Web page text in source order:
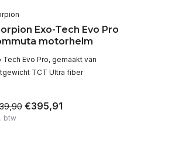
Exo-Tech Evo Pro
motorhelm
Tech Evo Pro, gemaakt van
TCT Ultra fiber
€395,91
btw